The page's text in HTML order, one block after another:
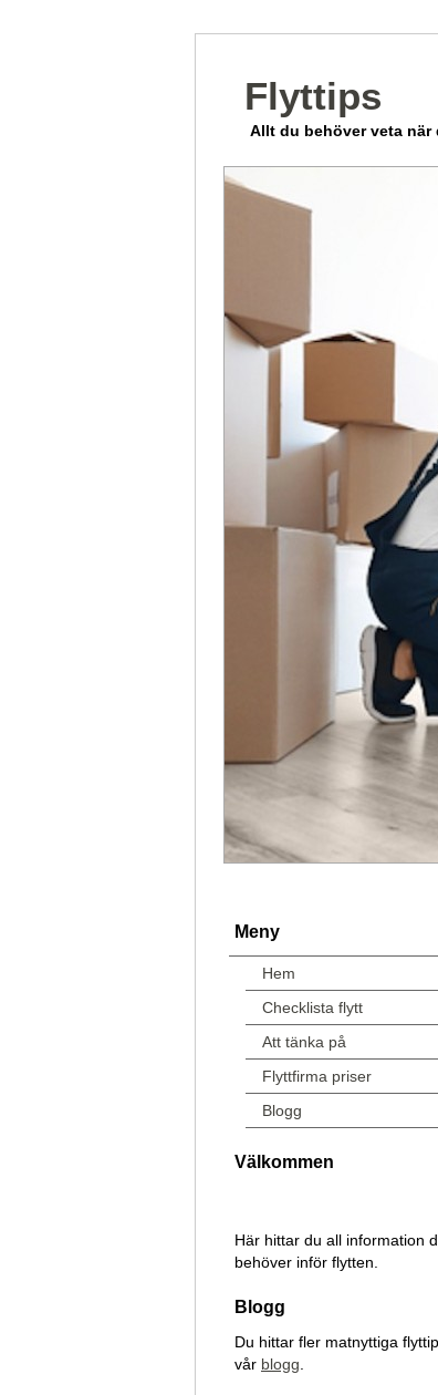
Flyttips
Allt du behöver veta när
Meny
Hem
Checklista flytt
Att tänka på
Flyttfirma priser
Blogg
Välkommen
Här hittar du all information
behöver inför flytten.
Blogg
Du hittar fler matnyttiga
vår blogg.